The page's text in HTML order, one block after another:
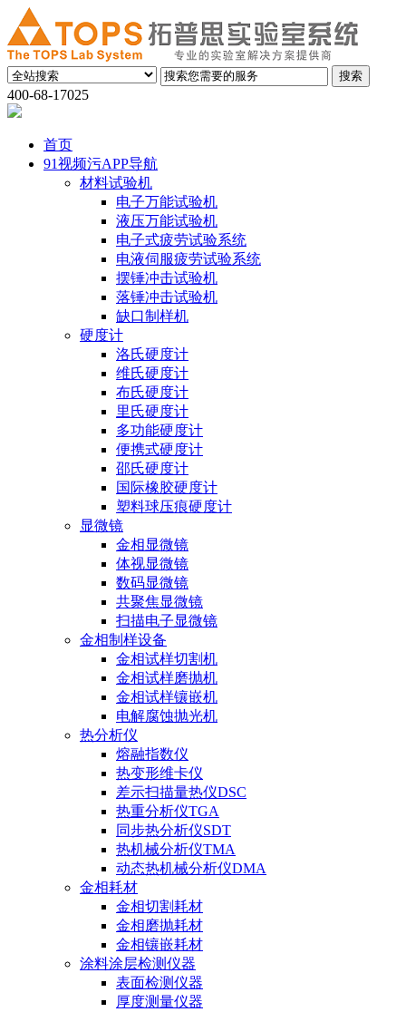
400-68-17025
首页
91视频污APP导航
材料试验机
电子万能试验机
液压万能试验机
电子式疲劳试验系统
电液伺服疲劳试验系统
摆锤冲击试验机
落锤冲击试验机
缺口制样机
硬度计
洛氏硬度计
维氏硬度计
布氏硬度计
里氏硬度计
多功能硬度计
便携式硬度计
邵氏硬度计
国际橡胶硬度计
塑料球压痕硬度计
显微镜
金相显微镜
体视显微镜
数码显微镜
共聚焦显微镜
扫描电子显微镜
金相制样设备
金相试样切割机
金相试样磨抛机
金相试样镶嵌机
电解腐蚀抛光机
热分析仪
熔融指数仪
热变形维卡仪
差示扫描量热仪DSC
热重分析仪TGA
同步热分析仪SDT
热机械分析仪TMA
动态热机械分析仪DMA
金相耗材
金相切割耗材
金相磨抛耗材
金相镶嵌耗材
涂料涂层检测仪器
表面检测仪器
厚度测量仪器